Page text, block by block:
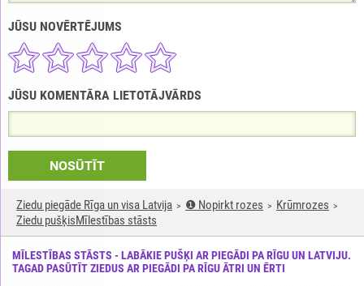
Ziedu piegāde Rīga un visa Latvija ❶ Nopirkt rozes
Krūmrozes
Ziedu pušķisMīlestības stāsts
MĪLESTĪBAS STĀSTS - LABĀKIE PUŠĶI AR PIEGĀDI PA RĪGU UN LATVIJU.
TAGAD PASŪTĪT ZIEDUS AR PIEGĀDI PA RĪGU ĀTRI UN ĒRTI
JŪSU NOVĒRTĒJUMS
JŪSU KOMENTĀRA LIETOTĀJVĀRDS
NOSŪTĪT